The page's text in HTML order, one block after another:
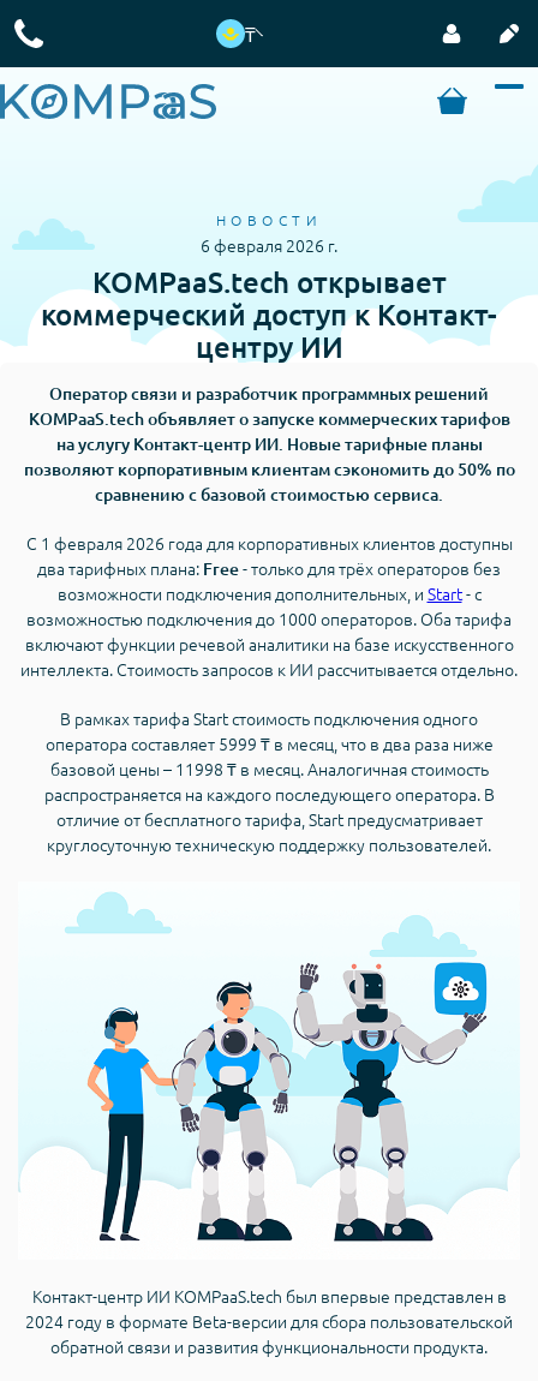
₸
НОВОСТИ
6 февраля 2026 г.
KOMPaaS.tech открывает
коммерческий доступ к Контакт-
центру ИИ
Оператор связи и разработчик программных решений
KOMPaaS.tech объявляет о запуске коммерческих тарифов
на услугу Контакт-центр ИИ. Новые тарифные планы
позволяют корпоративным клиентам сэкономить до 50% по
сравнению с базовой стоимостью сервиса.
С 1 февраля 2026 года для корпоративных клиентов доступны
два тарифных плана: Free- только для трёх операторов без
возможности подключения дополнительных, и Start- с
возможностью подключения до 1000 операторов. Оба тарифа
включают функции речевой аналитики на базе искусственного
интеллекта. Стоимость запросов к ИИ рассчитывается отдельно.
В рамках тарифа Start стоимость подключения одного
оператора составляет 5999 ₸ в месяц, что в два раза ниже
базовой цены – 11998 ₸ в месяц. Аналогичная стоимость
распространяется на каждого последующего оператора. В
отличие от бесплатного тарифа, Start предусматривает
круглосуточную техническую поддержку пользователей.
Контакт-центр ИИ KOMPaaS.tech был впервые представлен в
2024 году в формате Beta-версии для сбора пользовательской
обратной связи и развития функциональности продукта.